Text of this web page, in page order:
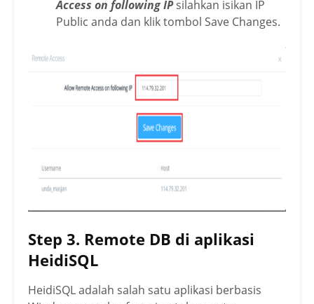
Access on following IPsilahkan isikan IP
Public anda dan klik tombol Save Changes.
Step 3. Remote DB di aplikasi
HeidiSQL
HeidiSQL adalah salah satu aplikasi berbasis